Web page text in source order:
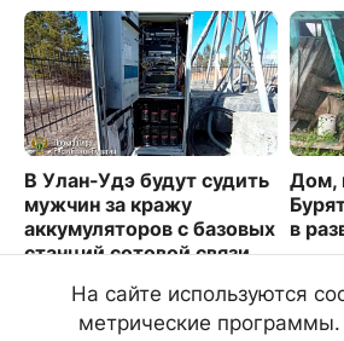
В Улан-Удэ будут судить
мужчин за кражу
аккумуляторов с базовых
станций сотовой связи
3166
Дом,
в
На сайте используются
метрические